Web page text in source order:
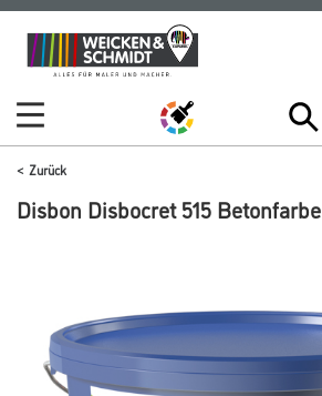
Zum
Inhalt
Zum
Navigationsmenü
Zurück
Disbon Disbocret 515 Betonfarbe